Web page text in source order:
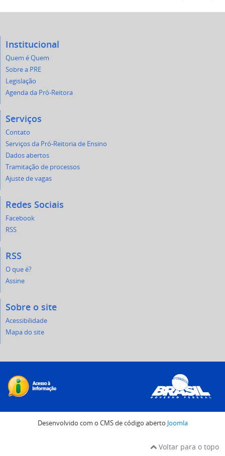
Institucional
Quem é Quem
Sobre a PRE
Legislação
Agenda da Pró-Reitora
Serviços
Contato
Serviços da Pró-Reitoria de Ensino
Dados abertos
Tramitação de processos
Ajuste de vagas
Redes Sociais
Facebook
RSS
RSS
O que é?
Assine
Sobre o site
Acessibilidade
Mapa do site
Desenvolvido com o CMS de código aberto Joomla
Voltar para o topo